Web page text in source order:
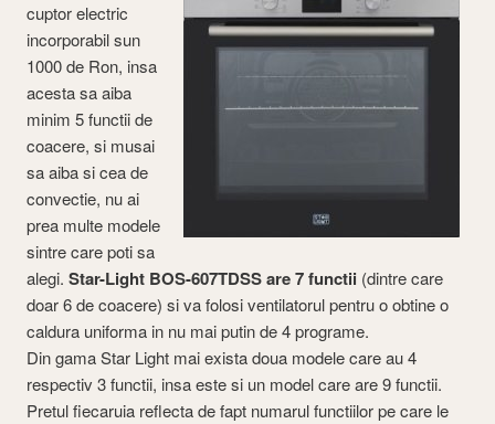
cuptor electric
incorporabil sun
1000 de Ron, insa
acesta sa aiba
minim 5 functii de
coacere, si musai
sa aiba si cea de
convectie, nu ai
prea multe modele
sintre care poti sa
alegi. Star-Light BOS-607TDSS are 7 functii (dintre care
doar 6 de coacere) si va folosi ventilatorul pentru o obtine o
caldura uniforma in nu mai putin de 4 programe.
Din gama Star Light mai exista doua modele care au 4
respectiv 3 functii, insa este si un model care are 9 functii.
Pretul fiecaruia reflecta de fapt numarul functiilor pe care le